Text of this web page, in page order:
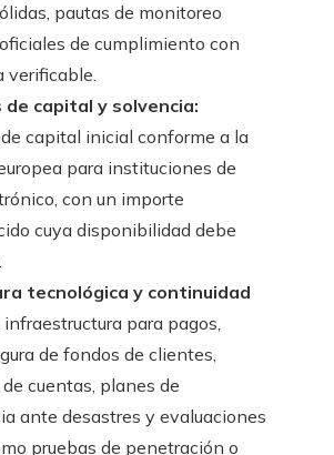
pautas de monitoreo
de cumplimiento con
verificable.
de capital y solvencia:
capital inicial conforme a la
para instituciones de
con un importe
cuya disponibilidad debe
tecnológica y continuidad
infraestructura para pagos,
de fondos de clientes,
cuentas, planes de
ante desastres y evaluaciones
pruebas de penetración o